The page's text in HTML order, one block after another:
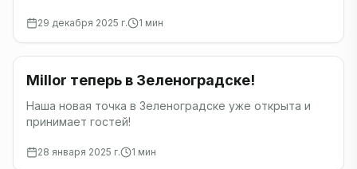
29 декабря 2025 г. 1 мин
Новости
Millor теперь в Зеленоградске!
Наша новая точка в Зеленоградске уже открыта и
принимает гостей!
28 января 2025 г. 1 мин